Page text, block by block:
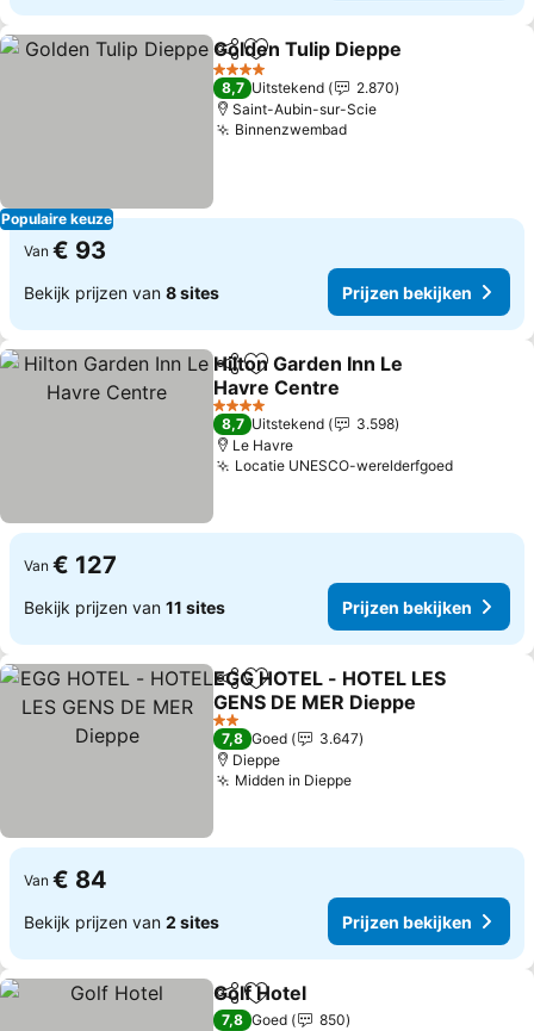
Populaire keuze
DelenToevoegen aan favorieten
Golden Tulip Dieppe
4 Sterren
8,7 Uitstekend
2.870
Saint-Aubin-sur-Scie
Binnenzwembad
Van € 93
Bekijk prijzen van 8 sites Prijzen bekijken
DelenToevoegen aan favorieten
Hilton Garden Inn Le
Havre Centre
4 Sterren
8,7 Uitstekend
3.598
Le Havre
Locatie UNESCO-werelderfgoed
Van € 127
Bekijk prijzen van 11 sites Prijzen bekijken
DelenToevoegen aan favorieten
EGG HOTEL - HOTEL LES
GENS DE MER Dieppe
2 Sterren
7,8 Goed
3.647
Dieppe
Midden in Dieppe
Van € 84
Bekijk prijzen van 2 sites Prijzen bekijken
DelenToevoegen aan favorieten
Golf Hotel
7,8 Goed
850